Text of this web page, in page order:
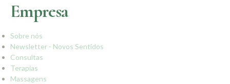
Empresa
Sobre nós
Newsletter - Novos Sentidos
Consultas
Terapias
Massagens